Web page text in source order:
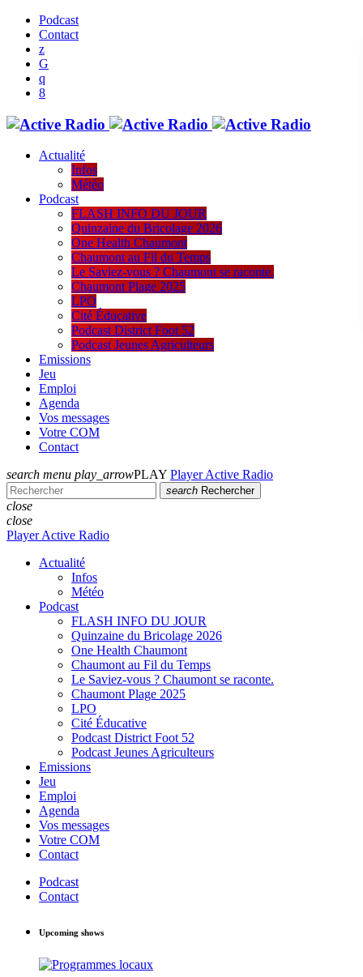
Podcast
Contact
Actualité
Infos
Météo
Podcast
FLASH INFO DU JOUR
Quinzaine du Bricolage 2026
One Health Chaumont
Chaumont au Fil du Temps
Le Saviez-vous ? Chaumont se raconte.
Chaumont Plage 2025
LPO
Cité Éducative
Podcast District Foot 52
Podcast Jeunes Agriculteurs
Emissions
Jeu
Emploi
Agenda
Vos messages
Votre COM
Contact
search menu play_arrowPLAY Player Active Radio
search Rechercher
close
close
Player Active Radio
Actualité
Infos
Météo
Podcast
FLASH INFO DU JOUR
Quinzaine du Bricolage 2026
One Health Chaumont
Chaumont au Fil du Temps
Le Saviez-vous ? Chaumont se raconte.
Chaumont Plage 2025
LPO
Cité Éducative
Podcast District Foot 52
Podcast Jeunes Agriculteurs
Emissions
Jeu
Emploi
Agenda
Vos messages
Votre COM
Contact
Podcast
Contact
Upcoming shows